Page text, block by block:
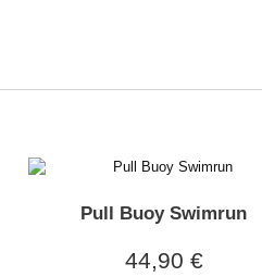
Pull Buoy Swimrun
44,90 €